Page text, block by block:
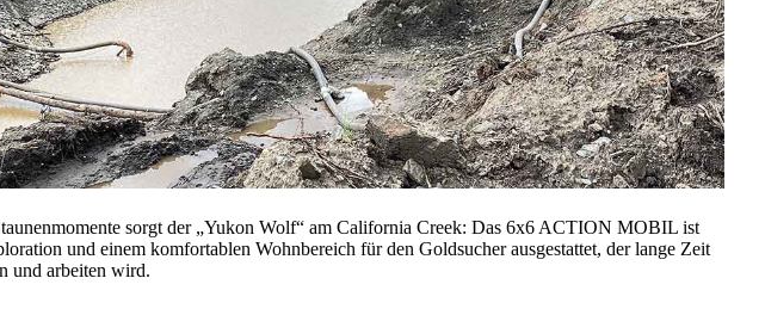
sorgt der „Yukon Wolf“ am California Creek: Das 6x6 ACTION MOBIL ist
und einem komfortablen Wohnbereich für den Goldsucher ausgestattet, der lange Zeit
und arbeiten wird.